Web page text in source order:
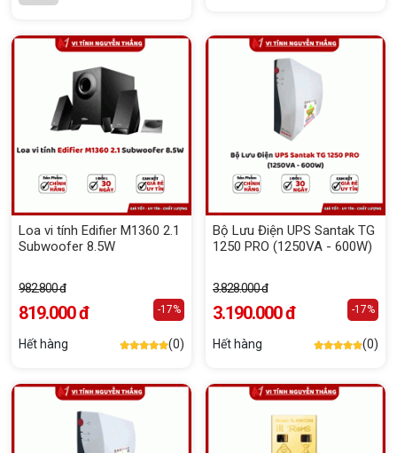
Loa vi tính Edifier M1360 2.1
Subwoofer 8.5W
982.800 đ
819.000 đ -17%
Hết hàng (0)
Bộ Lưu Điện UPS Santak TG
1250 PRO (1250VA - 600W)
3.828.000 đ
3.190.000 đ -17%
Hết hàng (0)